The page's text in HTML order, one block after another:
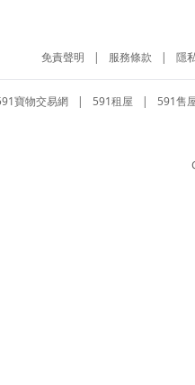
免責聲明 | 服務條款 | 隱
寶物交易網 | 591租屋 | 591售